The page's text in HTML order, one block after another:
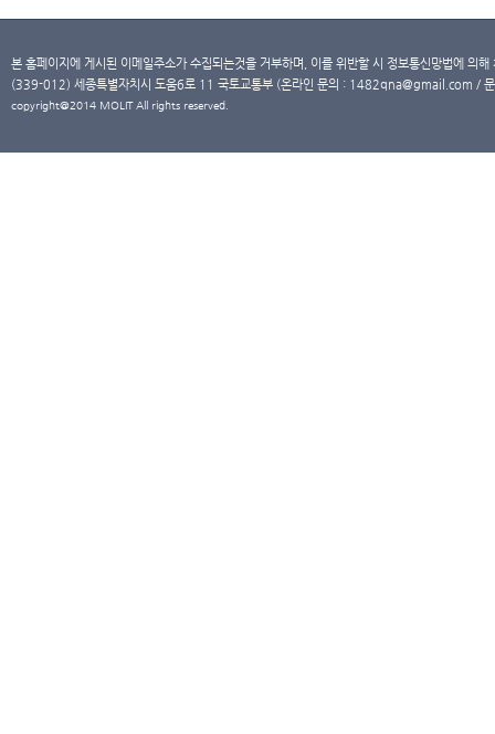
본 홈페이지에 게시된 이메일주소가 수집되는것을 거부하며, 이를 위반할 시 정보통신망법에 의
(339-012) 세종특별자치시 도움6로 11 국토교통부 (온라인 문의 : 1482qna@gmail.com /
copyright@2014 MOLIT All rights reserved.